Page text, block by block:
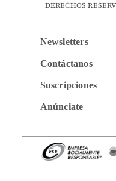
DERECHOS
Newsletters
Contáctanos
Suscripciones
Anúnciate